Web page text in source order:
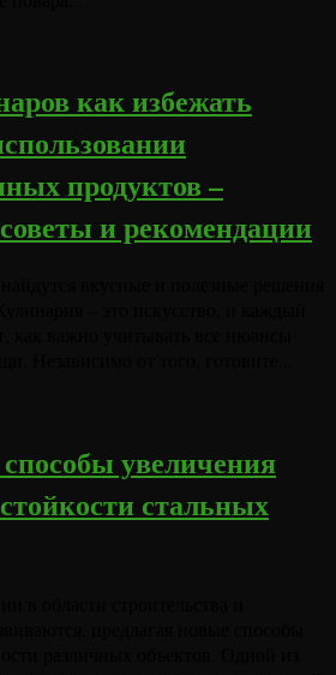
как избежать
продуктов –
и рекомендации
увеличения
стальных